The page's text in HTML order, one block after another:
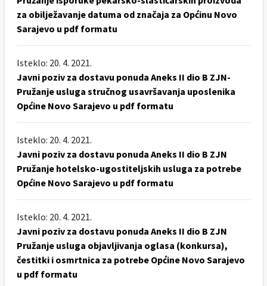
za obilježavanje datuma od značaja za Općinu Novo
Sarajevo u pdf formatu
Isteklo: 20. 4. 2021.
Javni poziv za dostavu ponuda Aneks II dio B ZJN-
Pružanje usluga stručnog usavršavanja uposlenika
Općine Novo Sarajevo u pdf formatu
Isteklo: 20. 4. 2021.
Javni poziv za dostavu ponuda Aneks II dio B ZJN
Pružanje hotelsko-ugostiteljskih usluga za potrebe
Općine Novo Sarajevo u pdf formatu
Isteklo: 20. 4. 2021.
Javni poziv za dostavu ponuda Aneks II dio B ZJN
Pružanje usluga objavljivanja oglasa (konkursa),
čestitki i osmrtnica za potrebe Općine Novo Sarajevo
u pdf formatu